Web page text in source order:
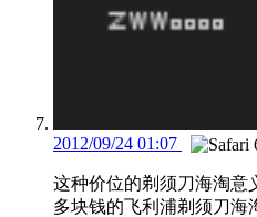
2012/09/24 01:07
这种价位的剃须刀海淘意
多块钱的飞利浦剃须刀海